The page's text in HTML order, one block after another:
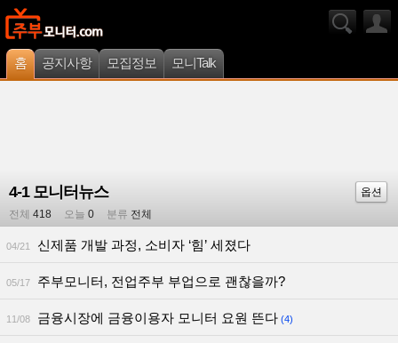
홈 공지사항 모집정보 모니Talk
4-1 모니터뉴스
옵션
전체 418 오늘 0 분류 전체
04/21 신제품 개발 과정, 소비자 ‘힘’ 세졌다
05/17 주부모니터, 전업주부 부업으로 괜찮을까?
11/08 금융시장에 금융이용자 모니터 요원 뜬다 (4)